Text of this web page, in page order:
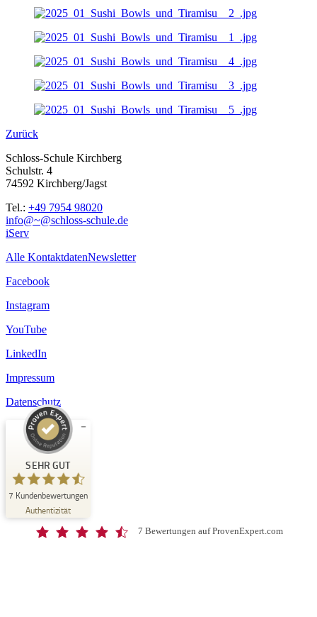
Zurück
Schloss-Schule Kirchberg
Schulstr. 4
74592 Kirchberg/Jagst
Tel.: +49 7954 98020
info@~@schloss-schule.de
iServ
Alle KontaktdatenNewsletter
Facebook
Instagram
YouTube
LinkedIn
Impressum
Datenschutz
SEHR GUT
7 Kundenbewertungen
Authentizität
Kundenbewertungen und Erfahrungen zu
Schloss-Schule Kirchberg
ProvenExpert.com
SEHR GUT
4,67
/
5,00 7 Bewertungen auf ProvenExpert.com